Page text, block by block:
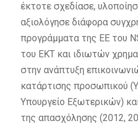
έκτοτε σχεδίασε,
αξιολόγησε διάφορα
προγράμματα της ΕΕ του
του ΕΚΤ και ιδιωτών
στην ανάπτυξη
κατάρτισης προσωπικού
Υπουργείο Εξωτερικών)
της απασχόλησης (2012,